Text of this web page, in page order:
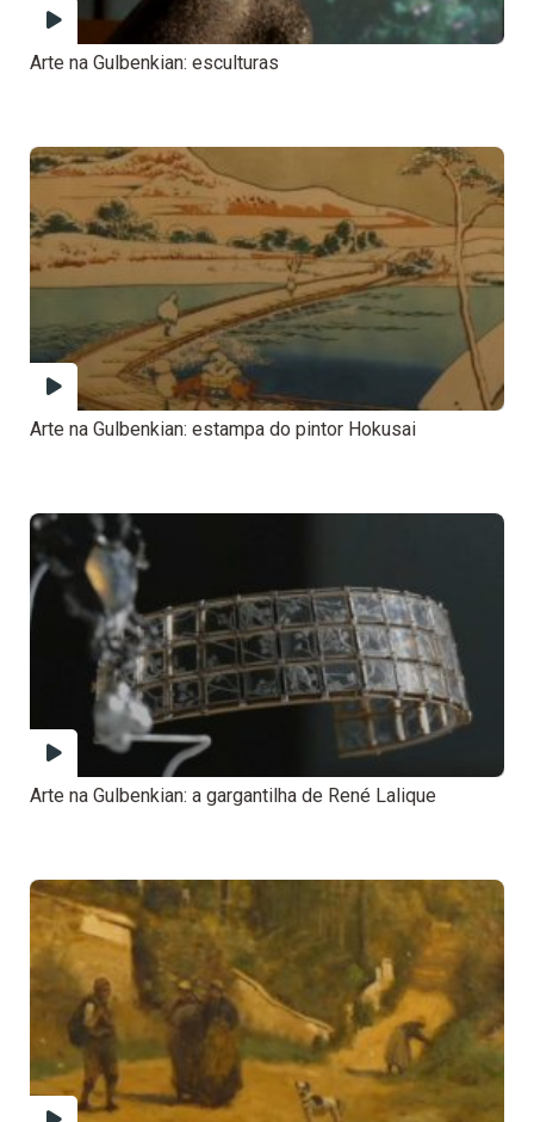
Arte na Gulbenkian: esculturas
Arte na Gulbenkian: estampa do pintor Hokusai
Arte na Gulbenkian: a gargantilha de René Lalique